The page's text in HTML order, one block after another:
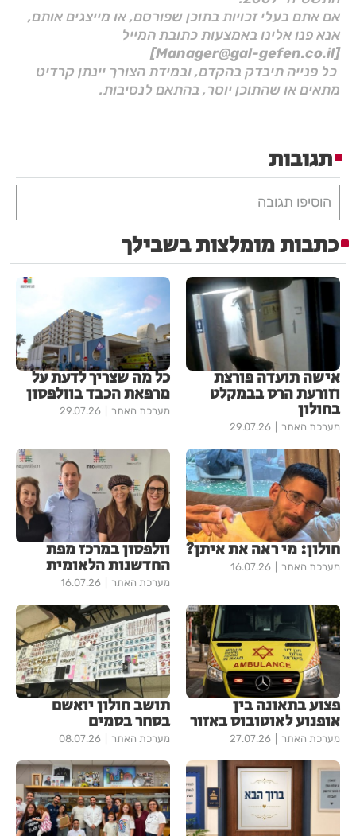
אם אתם בעלי זכויות בתוכן שפורסם, או מייצגים אותם,
אנא פנו אלינו באמצעות כתובת המייל
[Manager@gal-gefen.co.il]
כל פנייה תיבדק בהקדם, ובמידת הצורך יינתן קרדיט
מתאים או שהתוכן יוסר, בהתאם לנסיבות.
תגובות
הוסיפו תגובה
כתבות מומלצות בשבילך
אישה תועדה פורצת
וזורעת הרס בבמקלט
בחולון
מערכת האתר 29.07.26
כל מה שצריך לדעת על
מרפאת הכבד בוולפסון
מערכת האתר 29.07.26
חולון: מי ראה את איתן?
מערכת האתר 16.07.26
וולפסון במרכז מפת
החדשנות הלאומית
מערכת האתר 16.07.26
פצוע בתאונה בין
אופנוע לאוטובוס באזור
מערכת האתר 27.07.26
תושב חולון יואשם
בסחר בסמים
מערכת האתר 08.07.26